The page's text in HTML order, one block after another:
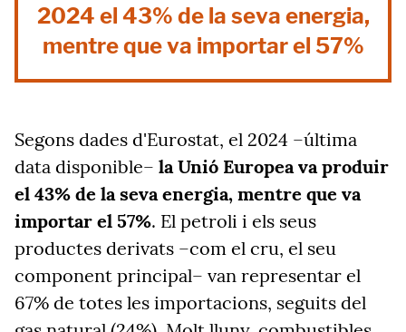
2024 el 43% de la seva energia,
mentre que va importar el 57%
Segons dades d'Eurostat, el 2024 –última
data disponible– la Unió Europea va produir
el 43% de la seva energia, mentre que va
importar el 57%. El petroli i els seus
productes derivats –com el cru, el seu
component principal– van representar el
67% de totes les importacions, seguits del